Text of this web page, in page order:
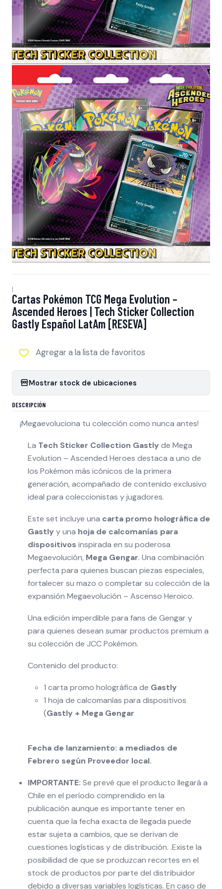
|
Cartas Pokémon TCG Mega Evolution –
Ascended Heroes | Tech Sticker Collection
Gastly Español LatAm [RESEVA]
Agregar a la lista de favoritos
Mostrar stock de ubicaciones
DESCRIPCIÓN
¡Megaevoluciona tu colección como nunca antes!
La Tech Sticker Collection Gastly de Mega
Evolution – Ascended Heroes destaca a uno de
los Pokémon más icónicos de la primera
generación, acompañado de contenido exclusivo
ideal para coleccionistas y jugadores.
Este set incluye una carta promo holográfica de
Gastly y una hoja de calcomanías para
dispositivos inspirada en su poderosa
Megaevolución, Mega Gengar. Una combinación
perfecta para quienes buscan piezas especiales,
fortalecer su mazo o completar su colección de la
expansión Megaevolución – Ascenso Heroico.
Una edición imperdible para fans de Gengar y
para quienes desean sumar productos premium a
su colección de JCC Pokémon.
Contenido del producto:
1 carta promo holográfica de Gastly
1 hoja de calcomanías para dispositivos
(Gastly + Mega Gengar
Fecha de lanzamiento: a mediados de
Febrero según Proveedor local.
IMPORTANTE: Se prevé que el producto llegará a
Chile en el período comprendido en la
publicación aunque es importante tener en
cuenta que la fecha exacta de llegada puede
estar sujeta a cambios, que se derivan de
cuestiones logísticas y de distribución. .Existe la
posibilidad de que se produzcan recortes en el
stock de productos por parte del distribuidor
debido a diversas variables logísticas. En caso de